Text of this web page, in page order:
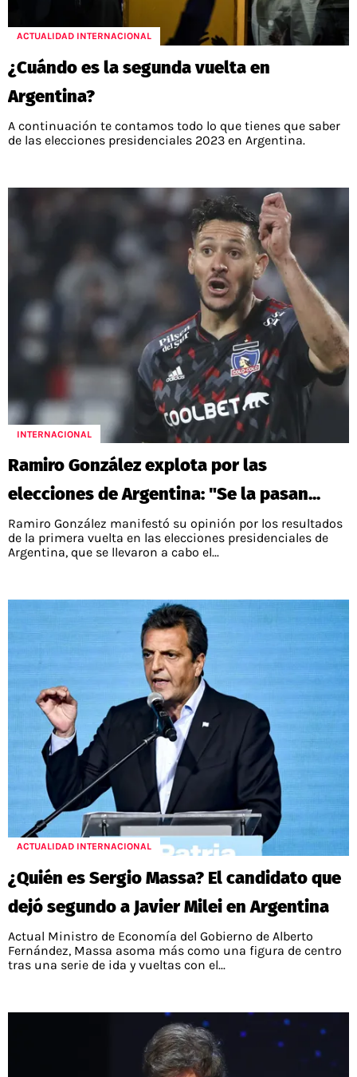
ACTUALIDAD INTERNACIONAL
¿Cuándo es la segunda vuelta en
Argentina?
A continuación te contamos todo lo que tienes que saber
de las elecciones presidenciales 2023 en Argentina.
INTERNACIONAL
Ramiro González explota por las
elecciones de Argentina: "Se la pasan...
Ramiro González manifestó su opinión por los resultados
de la primera vuelta en las elecciones presidenciales de
Argentina, que se llevaron a cabo el...
ACTUALIDAD INTERNACIONAL
¿Quién es Sergio Massa? El candidato que
dejó segundo a Javier Milei en Argentina
Actual Ministro de Economía del Gobierno de Alberto
Fernández, Massa asoma más como una figura de centro
tras una serie de ida y vueltas con el...